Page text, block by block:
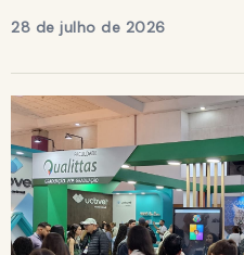
28 de julho de 2026